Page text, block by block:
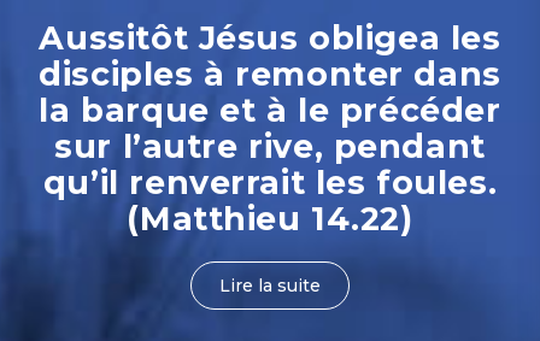
Aussitôt Jésus obligea les
disciples à remonter dans
la barque et à le précéder
sur l’autre rive, pendant
qu’il renverrait les foules.
(Matthieu 14.22)
Lire la suite